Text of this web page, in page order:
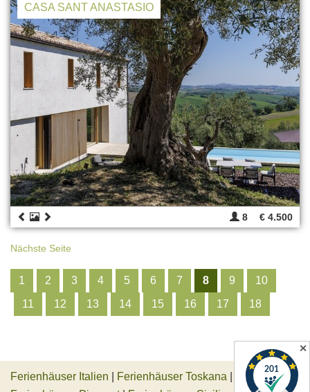
CASA SANT ANASTASIO
8 € 4.500
Nächste Seite
1 2 3 4 5 6 7 8 9
10
11
12 13 14 15 16 17 18
Ferienhäuser Italien Ferienhäuser Toskana
✕